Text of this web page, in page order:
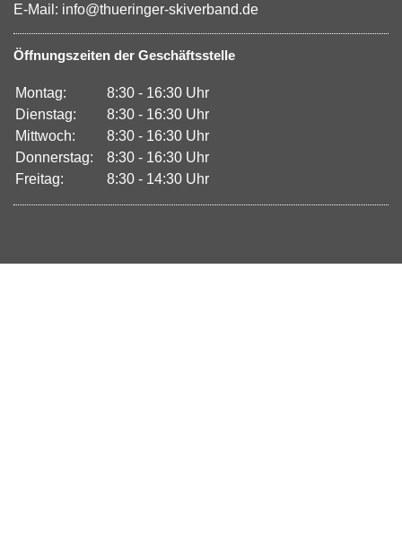
E-Mail: info@thueringer-skiverband.de
Öffnungszeiten der Geschäftsstelle
Montag:
8:30 - 16:30 Uhr
Dienstag:
8:30 - 16:30 Uhr
Mittwoch:
8:30 - 16:30 Uhr
Donnerstag:
8:30 - 16:30 Uhr
Freitag:
8:30 - 14:30 Uhr